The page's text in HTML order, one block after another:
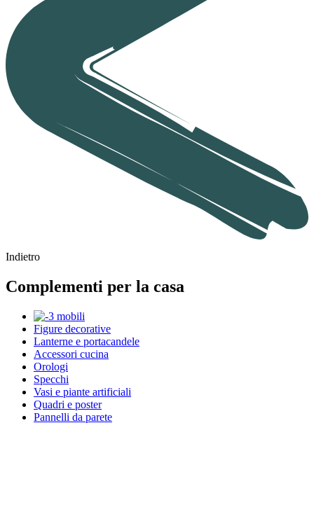
Indietro
Complementi per la casa
Figure decorative
Lanterne e portacandele
Accessori cucina
Orologi
Specchi
Vasi e piante artificiali
Quadri e poster
Pannelli da parete